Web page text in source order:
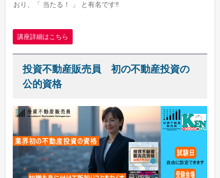
おり、「 当たる！ 」 と有名です‼
講座詳細はこちら
投資不動産販売員 初の不動産投資の
公的資格